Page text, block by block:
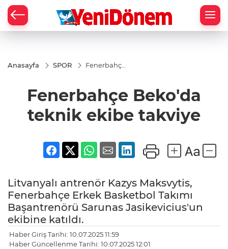
Anasayfa SPOR
Fenerbahçe
ekibe
takviye
Fenerbahçe Beko'da
teknik ekibe takviye
Litvanyalı antrenör Kazys Maksvytis,
Fenerbahçe Erkek Basketbol Takımı
Başantrenörü Sarunas Jasikevicius'un
ekibine katıldı.
Haber Giriş Tarihi: 10.07.2025 11:59
Haber Güncellenme Tarihi: 10.07.2025 12:01